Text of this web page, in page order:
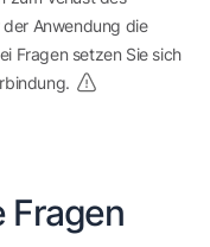
Anwendung die
Fragen setzen Sie sich
Fragen